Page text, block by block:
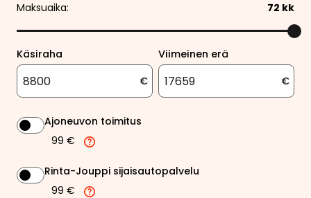
Maksuaika: 72 kk
Käsiraha
€
Viimeinen erä
€
Ajoneuvon toimitus
99 €
Rinta-Jouppi sijaisautopalvelu
99 €